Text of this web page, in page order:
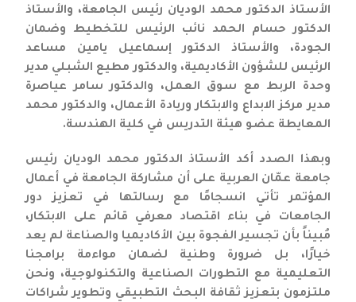
الأستاذ الدكتور محمد الوديان رئيس الجامعة، والأستاذ
الدكتور حسام الحمد نائب الرئيس للتخطيط وضمان
الجودة، والأستاذ الدكتور إسماعيل يامين مساعد
الرئيس للشؤون الأكاديمية، والدكتور مطيع الشبلي مدير
وحدة الربط مع سوق العمل، والدكتور سامر عياصرة
مدير مركز الابداع والابتكار وريادة الأعمال، والدكتور محمد
المعايطة عضو هيئة التدريس في كلية الهندسة.
وبهذا الصدد أكد الأستاذ الدكتور محمد الوديان رئيس
جامعة عمّان العربية على أن مشاركة الجامعة في أعمال
المؤتمر تأتي انسجامًا مع رسالتها في تعزيز دور
الجامعات في بناء اقتصاد معرفي قائم على الابتكار،
مُبيناً بأن تجسير الفجوة بين الأكاديميا والصناعة لم يعد
خيارًا، بل ضرورة وطنية لضمان مواءمة برامجنا
التعليمية مع التطورات الصناعية والتكنولوجية، ونحن
ملتزمون بتعزيز ثقافة البحث التطبيقي وتطوير شراكات